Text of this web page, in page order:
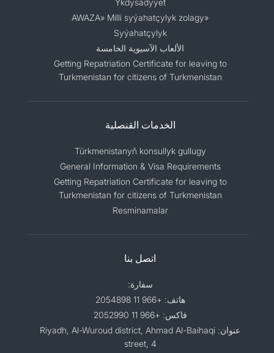
Ykdysadyýet
«AWAZA» Milli syýahatçylyk zolagy
Syýahatçylyk
الألعاب الآسيوية الخامسة
Getting Repatriation Certificate for leaving to
Turkmenistan for citizens of Turkmenistan
الخدمات القنصلية
Türkmenistanyň konsullyk gullugy
General Information & Visa Requirements
Getting Repatriation Certificate for leaving to
Turkmenistan for citizens of Turkmenistan
Resminamalar
اتصل بنا
سفارة:
هاتف: +966 11 2054898
فاكس: +966 11 2052990
عنوان: Riyadh, Al-Wuroud district, Ahmad Al-Baihaqi
street, 4